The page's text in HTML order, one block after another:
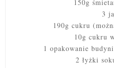
150g
3
190g cukru
10g cukru
1 opakowanie
2 łyżki